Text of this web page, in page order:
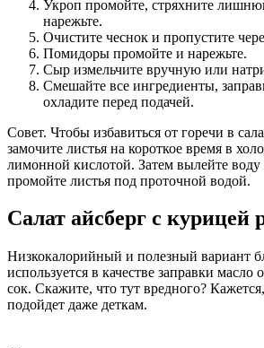
Укроп промойте, стряхните
нарежьте.
Очистите чеснок и пропустите
Помидоры промойте и нарежьте.
Сыр измельчите вручную или
Смешайте все ингредиенты,
охладите перед подачей.
Совет. Чтобы избавиться от горечи в
замочите листья на короткое время в
лимонной кислотой. Затем вылейте
промойте листья под проточной водой.
Салат айсберг с курицей
Низкокалорийный и полезный вариант
используется в качестве заправки
сок. Скажите, что тут вредного?
подойдет даже деткам.